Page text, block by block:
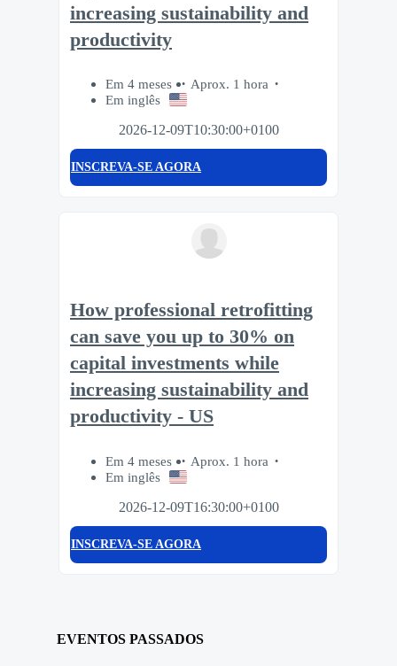
increasing sustainability and
productivity
Em 4 meses
Aprox. 1 hora
Em inglês
2026-12-09T10:30:00+0100
INSCREVA-SE AGORA
How professional retrofitting
can save you up to 30% on
capital investments while
increasing sustainability and
productivity - US
Em 4 meses
Aprox. 1 hora
Em inglês
2026-12-09T16:30:00+0100
INSCREVA-SE AGORA
EVENTOS PASSADOS